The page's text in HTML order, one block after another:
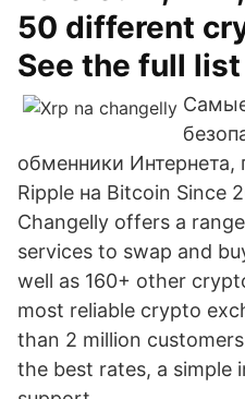
50 different
See the full
обменники
Ripple на Bitcoin Since
Changelly offers a
services to swap and
well as 160+ other
most reliable crypto
than 2 million
the best rates, a simple